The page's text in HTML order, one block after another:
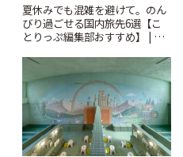
夏休みでも混雑を避けて。のん
びり過ごせる国内旅先6選【こ
とりっぷ編集部おすすめ】 | こ